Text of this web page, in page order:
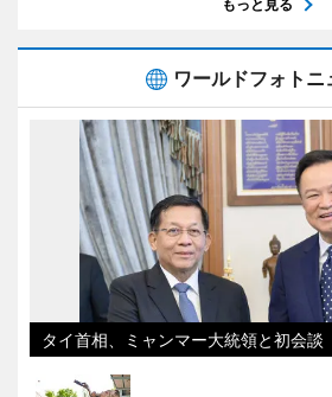
もっと見る
ワールドフォトニ
タイ首相、ミャンマー大統領と初会談